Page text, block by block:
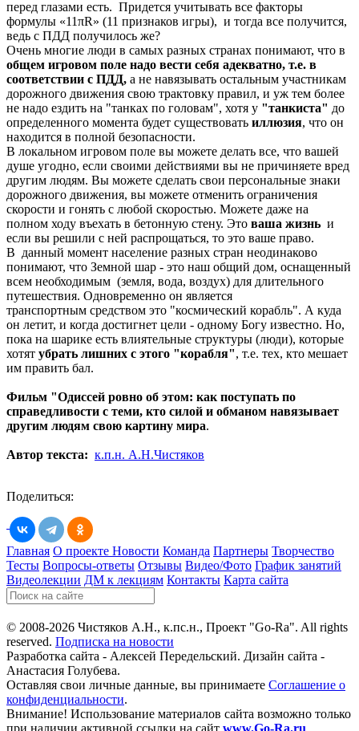
перед глазами есть. Придется учитывать все факторы
формулы «11πR» (11 признаков игры), и тогда все получится,
ведь с ПДД получилось же?
Очень многие люди в самых разных странах понимают, что в
общем игровом поле надо вести себя адекватно, т.е. в
соответствии с ПДД, а не навязывать остальным участникам
дорожного движения свою трактовку правил, и уж тем более
не надо ездить на "танках по головам", хотя у "танкиста" до
определенного момента будет существовать иллюзия, что он
находится в полной безопасности.
В локальном игровом поле вы можете делать все, что вашей
душе угодно, если своими действиями вы не причиняете вред
другим людям. Вы можете сделать свои персональные знаки
дорожного движения, вы можете отменить ограничения
скорости и гонять с любой скоростью. Можете даже на
полном ходу въехать в бетонную стену. Это ваша жизнь и
если вы решили с ней распрощаться, то это ваше право.
В данный момент население разных стран неодинаково
понимают, что Земной шар - это наш общий дом, оснащенный
всем необходимым (земля, вода, воздух) для длительного
путешествия. Одновременно он является
транспортным средством это "космический корабль". А куда
он летит, и когда достигнет цели - одному Богу известно. Но,
пока на шарике есть влиятельные структуры (люди), которые
хотят убрать лишних с этого "корабля", т.е. тех, кто мешает
им править бал.
Фильм "Одиссей ровно об этом: как поступать по
справедливости с теми, кто силой и обманом навязывает
другим людям свою картину мира.
Автор текста: к.п.н. А.Н.Чистяков
Поделиться:
Главная О проекте Новости Команда Партнеры Творчество
Тесты Вопросы-ответы Отзывы Видео/Фото График занятий
Видеолекции ДМ к лекциям Контакты Карта сайта
© 2008-2026 Чистяков А.Н., к.пс.н., Проект "Go-Ra". All rights
reserved. Подписка на новости
Разработка сайта - Алексей Передельский. Дизайн сайта -
Анастасия Голубева.
Оставляя свои личные данные, вы принимаете Соглашение о
конфиденциальности.
Внимание! Использование материалов сайта возможно только
при наличии активной ссылки на сайт www.Go-Ra.ru